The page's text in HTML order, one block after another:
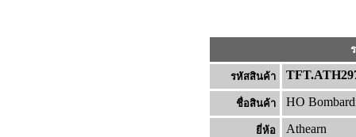
รหัสสินค้า
ชื่อสินค้า HO
ยี่ห้อ Athearn